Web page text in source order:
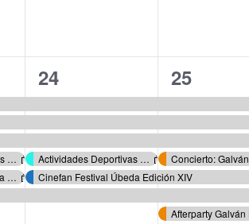
Actividades Deportivas Verano 2026
Cine de Verano Úbeda 2026
6
eventos,
24
Actividades Deportivas Verano 2026
Cinefan Festival Úbeda Edición XIV
9
eventos,
25